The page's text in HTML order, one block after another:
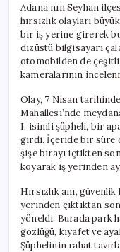
Adana’nın Seyhan
hırsızlık olayları
bir iş yerine girerek
dizüstü bilgisayarı
otomobilden de çeşitli
kameralarının
Olay, 7 Nisan
Mahallesi’nde
I. isimli şüpheli, bir
girdi. İçeride bir süre
şişe birayı içtikten
koyarak iş yerinden
Hırsızlık anı,
yerinden çıktıktan
yöneldi. Burada park
gözlüğü, kıyafet ve
Şüphelinin rahat